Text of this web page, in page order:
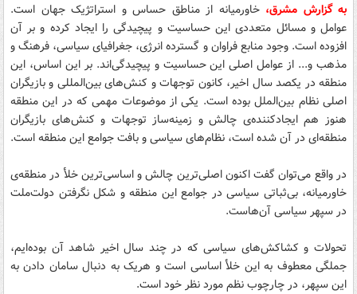
به گزارش مشرق، خاورمیانه از مناطق حساس و استراتژیک جهان است.
عوامل و مسائل متعددی این حساسیت و پیچیدگی را ایجاد کرده‌ و بر آن
افزوده است. وجود منابع فراوان و گسترده انرژی، جغرافیای سیاسی، فرهنگ و
مذهب و... از عوامل اصلی این حساسیت و پیچیدگی‌اند. بر این اساس، این
منطقه در یکصد سال اخیر، کانون توجهات و کنش‌های بین‌المللی و بازیگران
اصلی نظام بین‌الملل بوده است. یکی از موضوعات مهمی که در این منطقه
هنوز هم ایجادکننده‌ی چالش و زمینه‌ساز توجهات و کنش‌های بازیگران
منطقه‌ای در آن شده است، نظام‌های سیاسی و بافت جوامع این منطقه است.
در واقع می‌توان گفت اکنون اصلی‌ترین چالش و اساسی‌ترین خلأ در منطقه‌ی
خاورمیانه، بی‌ثباتی سیاسی در جوامع این منطقه و شکل نگرفتن دولت‌ملت
در سپهر سیاسی آن‌هاست.
تحولات و کشاکش‌های سیاسی که در چند سال اخیر شاهد آن بوده‌ایم،
جملگی معطوف به این خلأ اساسی است و هریک به دنبال سامان دادن به
این سپهر، در چارچوب نظم مورد نظر خود است.